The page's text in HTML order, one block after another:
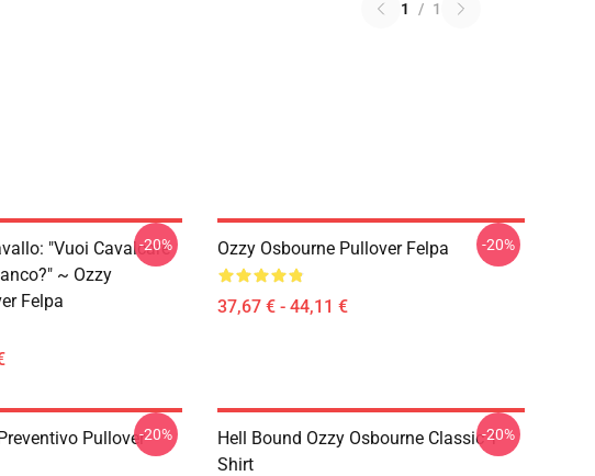
1 / 1
"Vuoi Cavalcare
~ Ozzy
Felpa
-20% Ozzy Osbourne Pullover Felpa
37,67 € - 44,11 €
-20%
Pullover-20%
Hell Bound Ozzy Osbourne Classic T-
Shirt
-20%